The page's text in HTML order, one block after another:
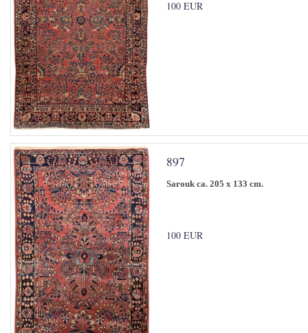
100 EUR
897
Sarouk ca. 205 x 133 cm.
100 EUR